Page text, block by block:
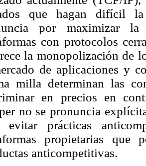
que hagan difícil
por maximizar la
con protocolos
la monopolización de
de aplicaciones y
milla determinan las
en precios en
no se pronuncia
evitar prácticas
propietarias que
anticompetitivas.